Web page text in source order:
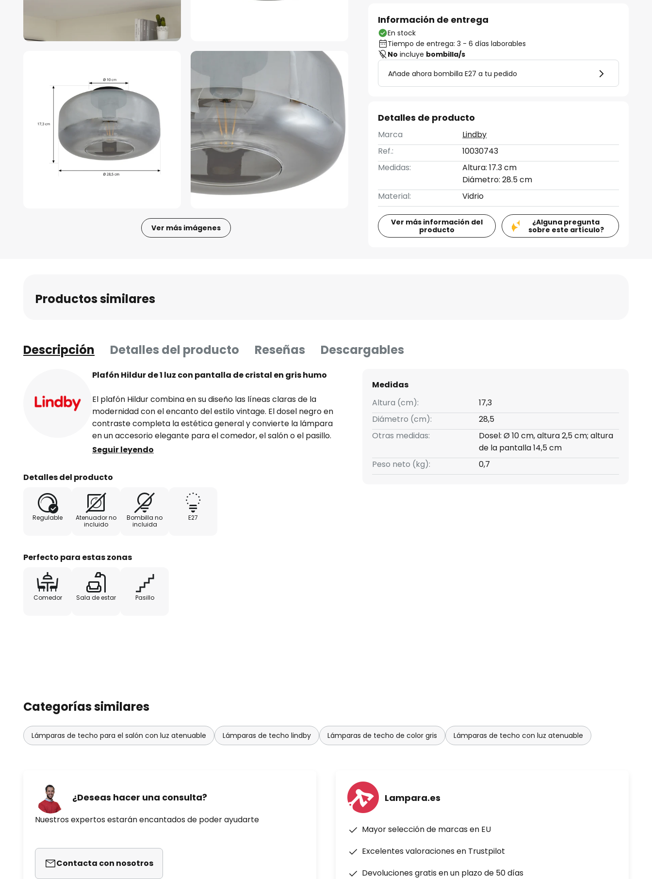
Ver más imágenes
galería
Información de entrega
En stock
Tiempo de entrega: 3 - 6 días laborables
No incluye bombilla/s
Añade ahora bombilla E27 a tu pedido
Detalles de producto
Marca
Lindby
Ref.:
10030743
Medidas:
Altura: 17.3 cm
Diámetro: 28.5 cm
Material:
Vidrio
Ver más información del
producto
¿Alguna pregunta
sobre este artículo?
Productos similares
Descripción Detalles del producto Reseñas Descargables
Plafón Hildur de 1 luz con pantalla de cristal en gris humo
El plafón Hildur combina en su diseño las líneas claras de la
modernidad con el encanto del estilo vintage. El dosel negro en
contraste completa la estética general y convierte la lámpara
en un accesorio elegante para el comedor, el salón o el pasillo.
puede ajustar fácilmente con un atenuador externo para crear
externo se debe adquirir por separado).
Seguir leyendo
Detalles del producto
Regulable
Atenuador no
incluido
Bombilla no
incluida
E27
Perfecto para estas zonas
Comedor Sala de estar Pasillo
Medidas
Altura (cm):
17,3
Diámetro (cm):
28,5
Otras medidas:
Dosel: Ø 10 cm, altura 2,5 cm; altura
de la pantalla 14,5 cm
Peso neto (kg):
0,7
Categorías similares
Lámparas de techo para el salón con luz atenuable Lámparas de techo lindby Lámparas de techo de color gris Lámparas de techo con luz atenuable
¿Deseas hacer una consulta?
Nuestros expertos estarán encantados de poder ayudarte
Contacta con nosotros
Lampara.es
Mayor selección de marcas en EU
Excelentes valoraciones en Trustpilot
Devoluciones gratis en un plazo de 50 días